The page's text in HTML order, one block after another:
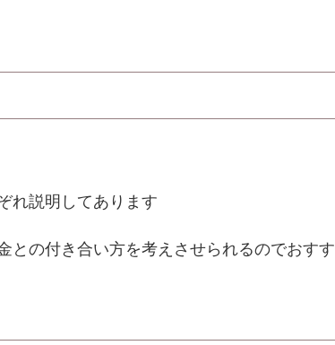
説明してあります
との付き合い方を考えさせられるのでおすす